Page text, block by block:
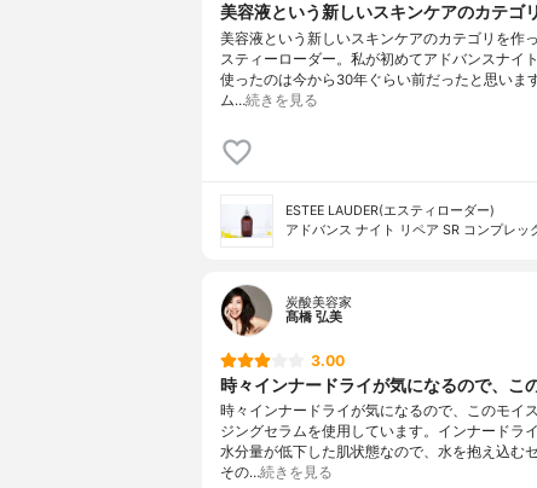
美容液という新しいスキンケアのカテゴ
美容液という新しいスキンケアのカテゴリを作
スティーローダー。私が初めてアドバンスナイ
使ったのは今から30年ぐらい前だったと思いま
ム…続きを見る
ESTEE LAUDER(エスティローダー)
アドバンス ナイト リペア SR コンプレッ
炭酸美容家
髙橋 弘美
3.00
時々インナードライが気になるので、こ
時々インナードライが気になるので、このモイ
ジングセラムを使用しています。インナードラ
水分量が低下した肌状態なので、水を抱え込む
その…続きを見る